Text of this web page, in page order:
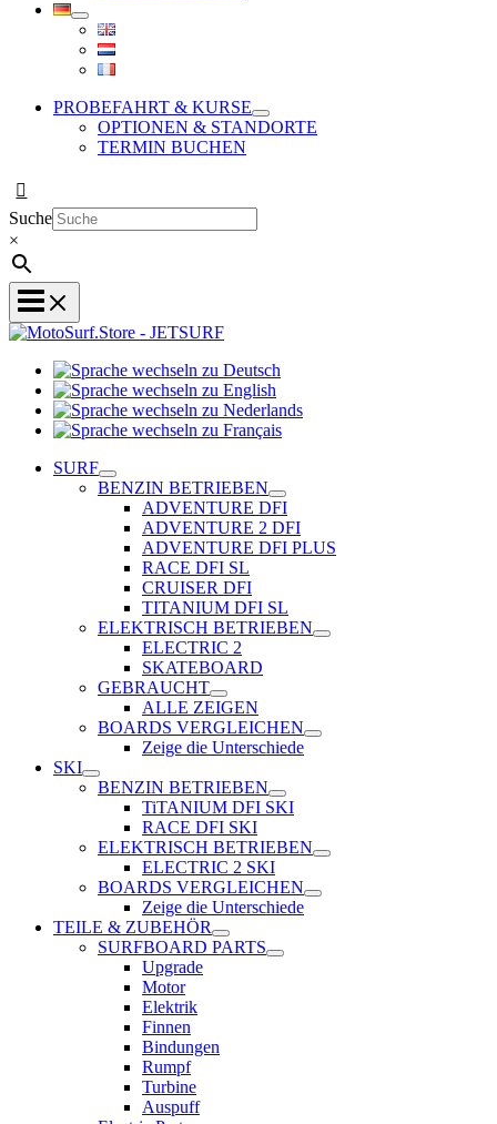
PROBEFAHRT & KURSE
OPTIONEN & STANDORTE
TERMIN BUCHEN
Suche
×
zu
Deutsch
wechseln
zu
Sprache
Sprache
Français
SURF
BENZIN BETRIEBEN
ADVENTURE DFI
ADVENTURE 2 DFI
ADVENTURE DFI PLUS
RACE DFI SL
CRUISER DFI
TITANIUM DFI SL
ELEKTRISCH BETRIEBEN
ELECTRIC 2
SKATEBOARD
GEBRAUCHT
ALLE ZEIGEN
BOARDS VERGLEICHEN
Zeige die Unterschiede
SKI
BENZIN BETRIEBEN
TiTANIUM DFI SKI
RACE DFI SKI
ELEKTRISCH BETRIEBEN
ELECTRIC 2 SKI
BOARDS VERGLEICHEN
Zeige die Unterschiede
TEILE & ZUBEHÖR
SURFBOARD PARTS
Upgrade
Motor
Elektrik
Finnen
Bindungen
Rumpf
Turbine
Auspuff